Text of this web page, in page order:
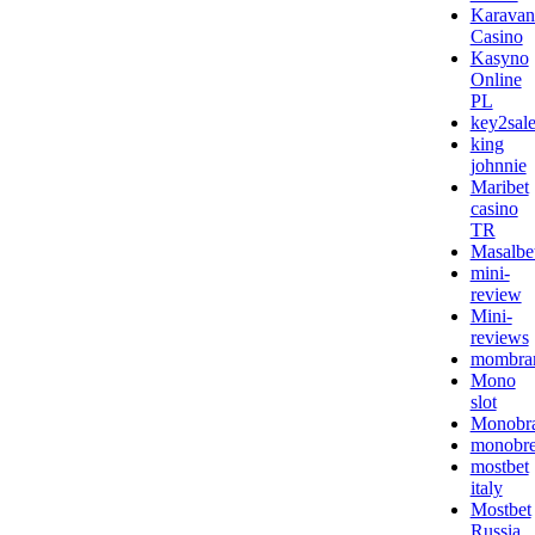
Casino
Kasyno
Online
PL
king
johnnie
Maribet
casino
TR
mini-
review
Mini-
reviews
Mono
slot
mostbet
italy
Mostbet